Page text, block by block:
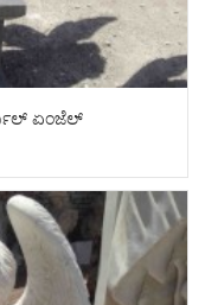
ಏಂಜೆಲ್